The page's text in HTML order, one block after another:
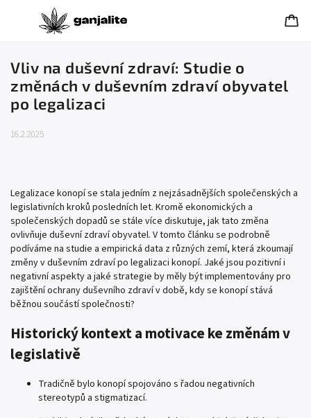
Vliv na duševní zdraví: Studie o
změnách v duševním zdraví obyvatel
po legalizaci
16.2.2025
Legalizace konopí se stala jedním z nejzásadnějších společenských a
legislativních kroků posledních let. Kromě ekonomických a
společenských dopadů se stále více diskutuje, jak tato změna
ovlivňuje duševní zdraví obyvatel. V tomto článku se podrobně
podíváme na studie a empirická data z různých zemí, která zkoumají
změny v duševním zdraví po legalizaci konopí. Jaké jsou pozitivní i
negativní aspekty a jaké strategie by měly být implementovány pro
zajištění ochrany duševního zdraví v době, kdy se konopí stává
běžnou součástí společnosti?
Historický kontext a motivace ke změnám v
legislativě
Tradičně bylo konopí spojováno s řadou negativních
stereotypů a stigmatizací.